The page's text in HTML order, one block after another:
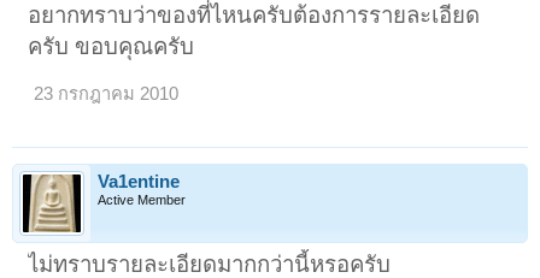
อยากทราบว่าของที่ไหนครับต้องการรายละเอียด
ครับ ขอบคุณครับ
23 กรกฎาคม 2010
Va1entine
Active Member
ไม่ทราบรายละเอียดมากกว่านี้หรอครับ